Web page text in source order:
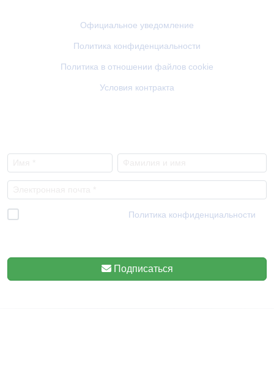
Официальное уведомление
Политика конфиденциальности
Политика в отношении файлов cookie
Условия контракта
Политика конфиденциальности
Подписаться